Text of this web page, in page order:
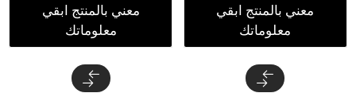
معني بالمنتج ابقي
معلوماتك
معني بالمنتج ابقي
معلوماتك